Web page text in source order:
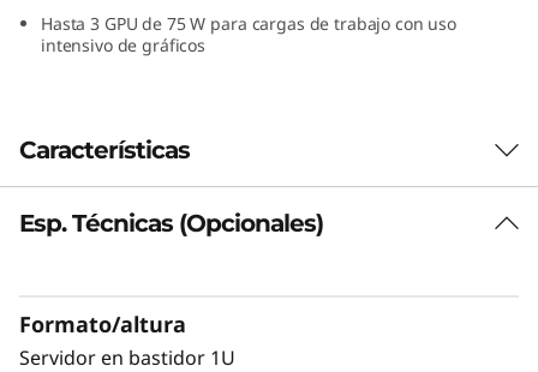
a
d
p
Hasta 3 GPU de 75 W para cargas de trabajo con uso
intensivo de gráficos
Características
Núcleo de máximo rendimiento
Xeon® 6 con una nueva clase de núcleos
Performance (P-cores) y ofrece hasta 172
Esp. Técnicas (Opcionales)
Formato/altura
Servidor en bastidor 1U